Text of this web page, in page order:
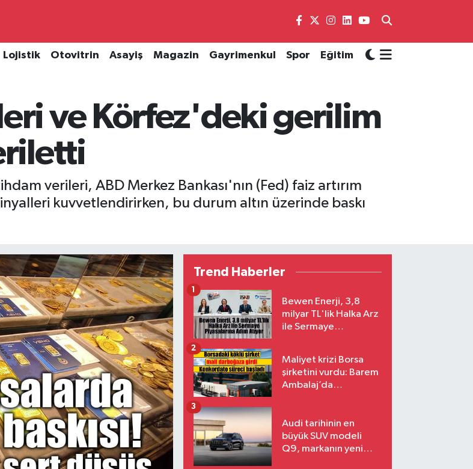
Lojistik Otovitrin Asayiş Magazin Gayrimenkul Spor Eğitim
ve Körfez'deki gerilim
verileri, ABD Merkez Bankası'nın (Fed) faiz artırım
kuvvetlendirirken, bu durum altın üzerinde baskı
Trend Haberler
Bewen Enerji, 3,8
milyar TL'lik Halka Arz
ile Sermaye
1
Maliyet krizi Borsa
şirketini vurdu: Barem
Ambalaj’da
2
Audi tarihinin en
büyük SUV modeli
Q9, markanın yeni
3